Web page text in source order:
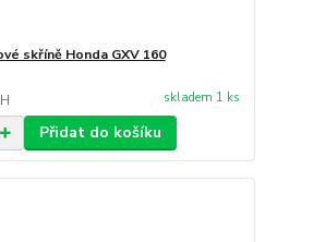
skříně Honda GXV 160
skladem 1 ks
Přidat do košíku